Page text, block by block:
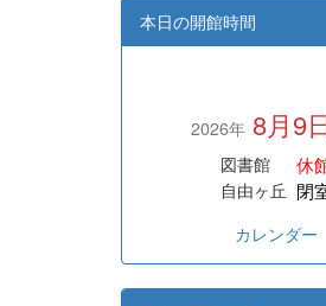
本日の開館時間
2026年 8月9
図書館
休
自由ヶ丘 閉
カレンダー